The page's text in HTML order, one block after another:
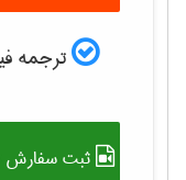
ترجمه
ثبت سفارش